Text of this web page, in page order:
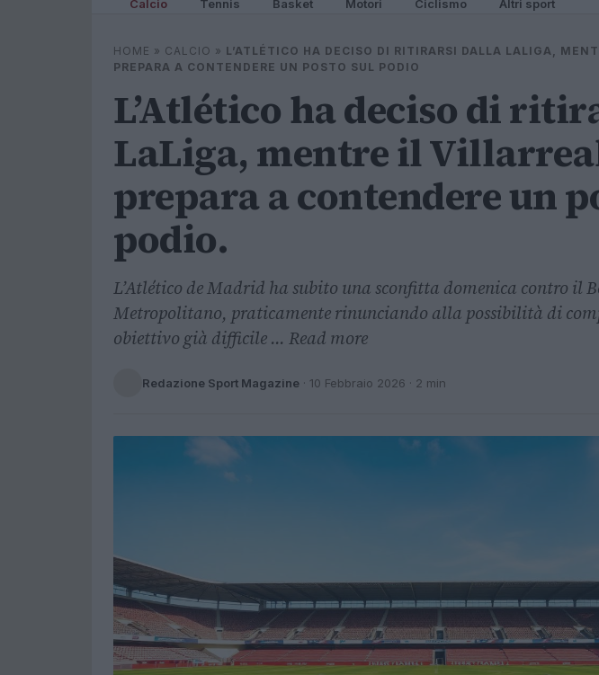
Calcio Tennis Basket Motori Ciclismo Altri sport
HOME » CALCIO » L’ATLÉTICO HA DECISO DI RITIRARSI DALLA LALIGA,
PREPARA A CONTENDERE UN POSTO SUL PODIO
L’Atlético ha deciso di
LaLiga, mentre il
prepara a contendere un
podio.
L’Atlético de Madrid ha subito una sconfitta domenica contro il
Metropolitano, praticamente rinunciando alla possibilità di
obiettivo già difficile ... Read more
Redazione Sport Magazine · 10 Febbraio 2026 · 2 min